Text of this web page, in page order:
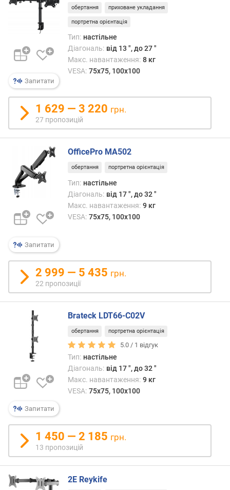
і
м
л
ь
а
т
а
н
в
і
с
т
і
н
и
(
с
а
л
ь
н
а
в
і
Запитати
обертання приховане укладання
портретна орієнтація
Тип: настільне
Діагональ: від 13 ", до 27 "
Макс. навантаження: 8 кг
VESA: 75x75, 100x100
1 629 — 3 220 грн.
27 пропозицій
Запитати
OfficePro MA502
обертання портретна орієнтація
Тип: настільне
Діагональ: від 17 ", до 32 "
Макс. навантаження: 9 кг
VESA: 75x75, 100x100
2 999 — 5 435 грн.
22 пропозиції
Запитати
Brateck LDT66-C02V
обертання портретна орієнтація
5.0 / 1 відгук
Тип: настільне
Діагональ: від 17 ", до 32 "
Макс. навантаження: 9 кг
VESA: 75x75, 100x100
1 450 — 2 185 грн.
13 пропозицій
2E Reykife